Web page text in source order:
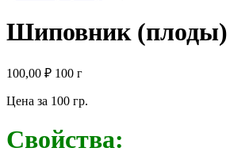
Шиповник (плоды)
100,00 ₽ 100 г
Цена за 100 гр.
Свойства: